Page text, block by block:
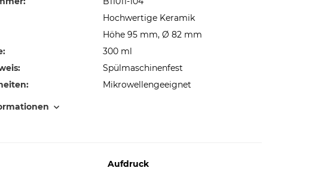
Hochwertige Keramik
Höhe 95 mm, Ø 82 mm
300 ml
Spülmaschinenfest
Mikrowellengeeignet
Aufdruck